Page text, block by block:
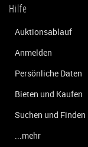
Hilfe
Auktionsablauf
Anmelden
Persönliche Daten
Bieten und Kaufen
Suchen und Finden
...mehr